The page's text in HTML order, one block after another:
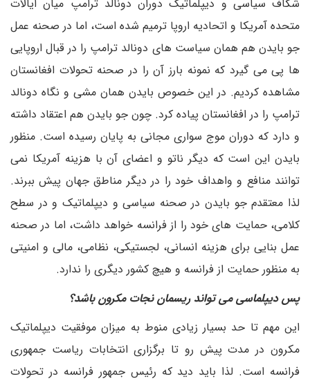
شکاف سیاسی و دیپلماتیک دوران دونالد ترامپ میان ایالات
متحده آمریکا و اتحادیه اروپا ترمیم شده است، اما در صحنه عمل
جو ‌بایدن هم همان سیاست های دونالد ترامپ را در قبال اروپایی
ها پی می گیرد که نمونه بارز آن را در صحنه تحولات افغانستان
مشاهده کردیم. در این خصوص بایدن همان مشی و نگاه دونالد
ترامپ را در افغانستان پیاده کرد. چون جو بایدن هم اعتقاد داشته
و دارد که دوران موج سواری مجانی به پایان رسیده است. منظور
بایدن این است که دیگر ناتو و اعضای آن با هزینه آمریکا نمی
توانند منافع و واهداف خود را در دیگر مناطق جهان پیش ببرند.
لذا معتقدم جو ‌بایدن در صحنه سیاسی و دیپلماتیک و در سطح
کلامی، حمایت های خود را از فرانسه خواهد داشت، اما در صحنه
عمل بنایی برای هزینه انسانی، لجستیکی، نظامی، مالی و امنیتی
به منظور حمایت از فرانسه و هیچ کشور دیگری را ندارد.
پس دیپلماسی می تواند ریسمان نجات مکرون باشد؟
این مهم تا حد بسیار زیادی منوط به میزان موفقیت دیپلماتیک
مکرون در مدت پیش رو تا برگزاری انتخابات ریاست جمهوری
فرانسه است. لذا باید دید که رئیس جمهور فرانسه در تحولات